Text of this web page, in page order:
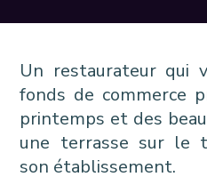
Un restaurateur qui
fonds de commerce
printemps et des
une terrasse sur le
son établissement.